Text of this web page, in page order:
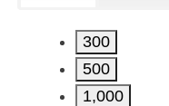
300
500
1,000